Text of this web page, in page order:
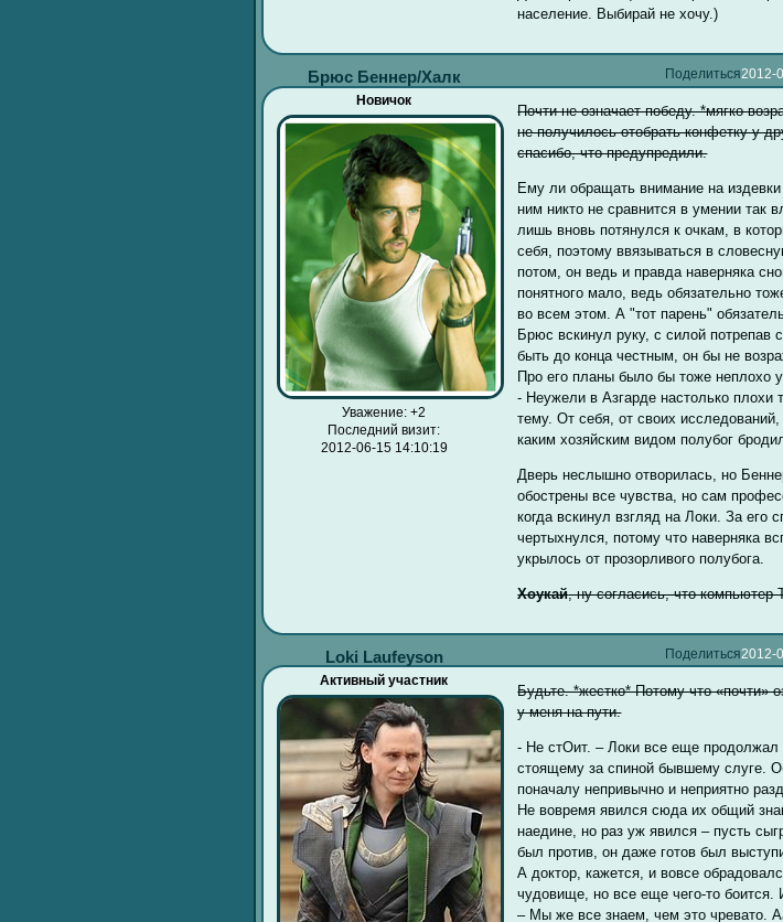
население. Выбирай не хочу.)
Поделиться2012-
Брюс Беннер/Халк
Новичок
Уважение: +2
Последний визит:
2012-06-15 14:10:19
Почти не означает победу. *мягко
не получилось отобрать конфетку у
спасибо, что предупредили.
Ему ли обращать внимание на
ним никто не сравнится в умении так
лишь вновь потянулся к очкам, в
себя, поэтому ввязываться в
потом, он ведь и правда наверняка
понятного мало, ведь обязательно
во всем этом. А "тот парень"
Брюс вскинул руку, с силой потрепав
быть до конца честным, он бы не
Про его планы было бы тоже неплохо
- Неужели в Азгарде настолько плохи
тему. От себя, от своих
каким хозяйским видом полубог
Дверь неслышно отворилась, но
обострены все чувства, но сам
когда вскинул взгляд на Локи. За
чертыхнулся, потому что наверняка
укрылось от прозорливого полубога.
Хоукай, ну согласись, что компьютер
Поделиться2012-
Loki Laufeyson
Активный участник
Будьте. *жестко* Потому что «почти»
у меня на пути.
- Не стОит. – Локи все еще продолжал
стоящему за спиной бывшему слуге.
поначалу непривычно и неприятно
Не вовремя явился сюда их общий
наедине, но раз уж явился – пусть
был против, он даже готов был
А доктор, кажется, и вовсе
чудовище, но все еще чего-то боится.
– Мы же все знаем, чем это чревато.